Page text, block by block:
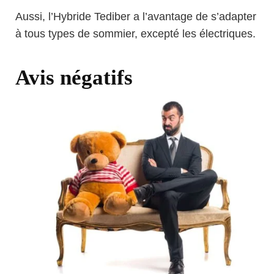
Aussi, l’Hybride Tediber a l’avantage de s’adapter
à tous types de sommier, excepté les électriques.
Avis négatifs